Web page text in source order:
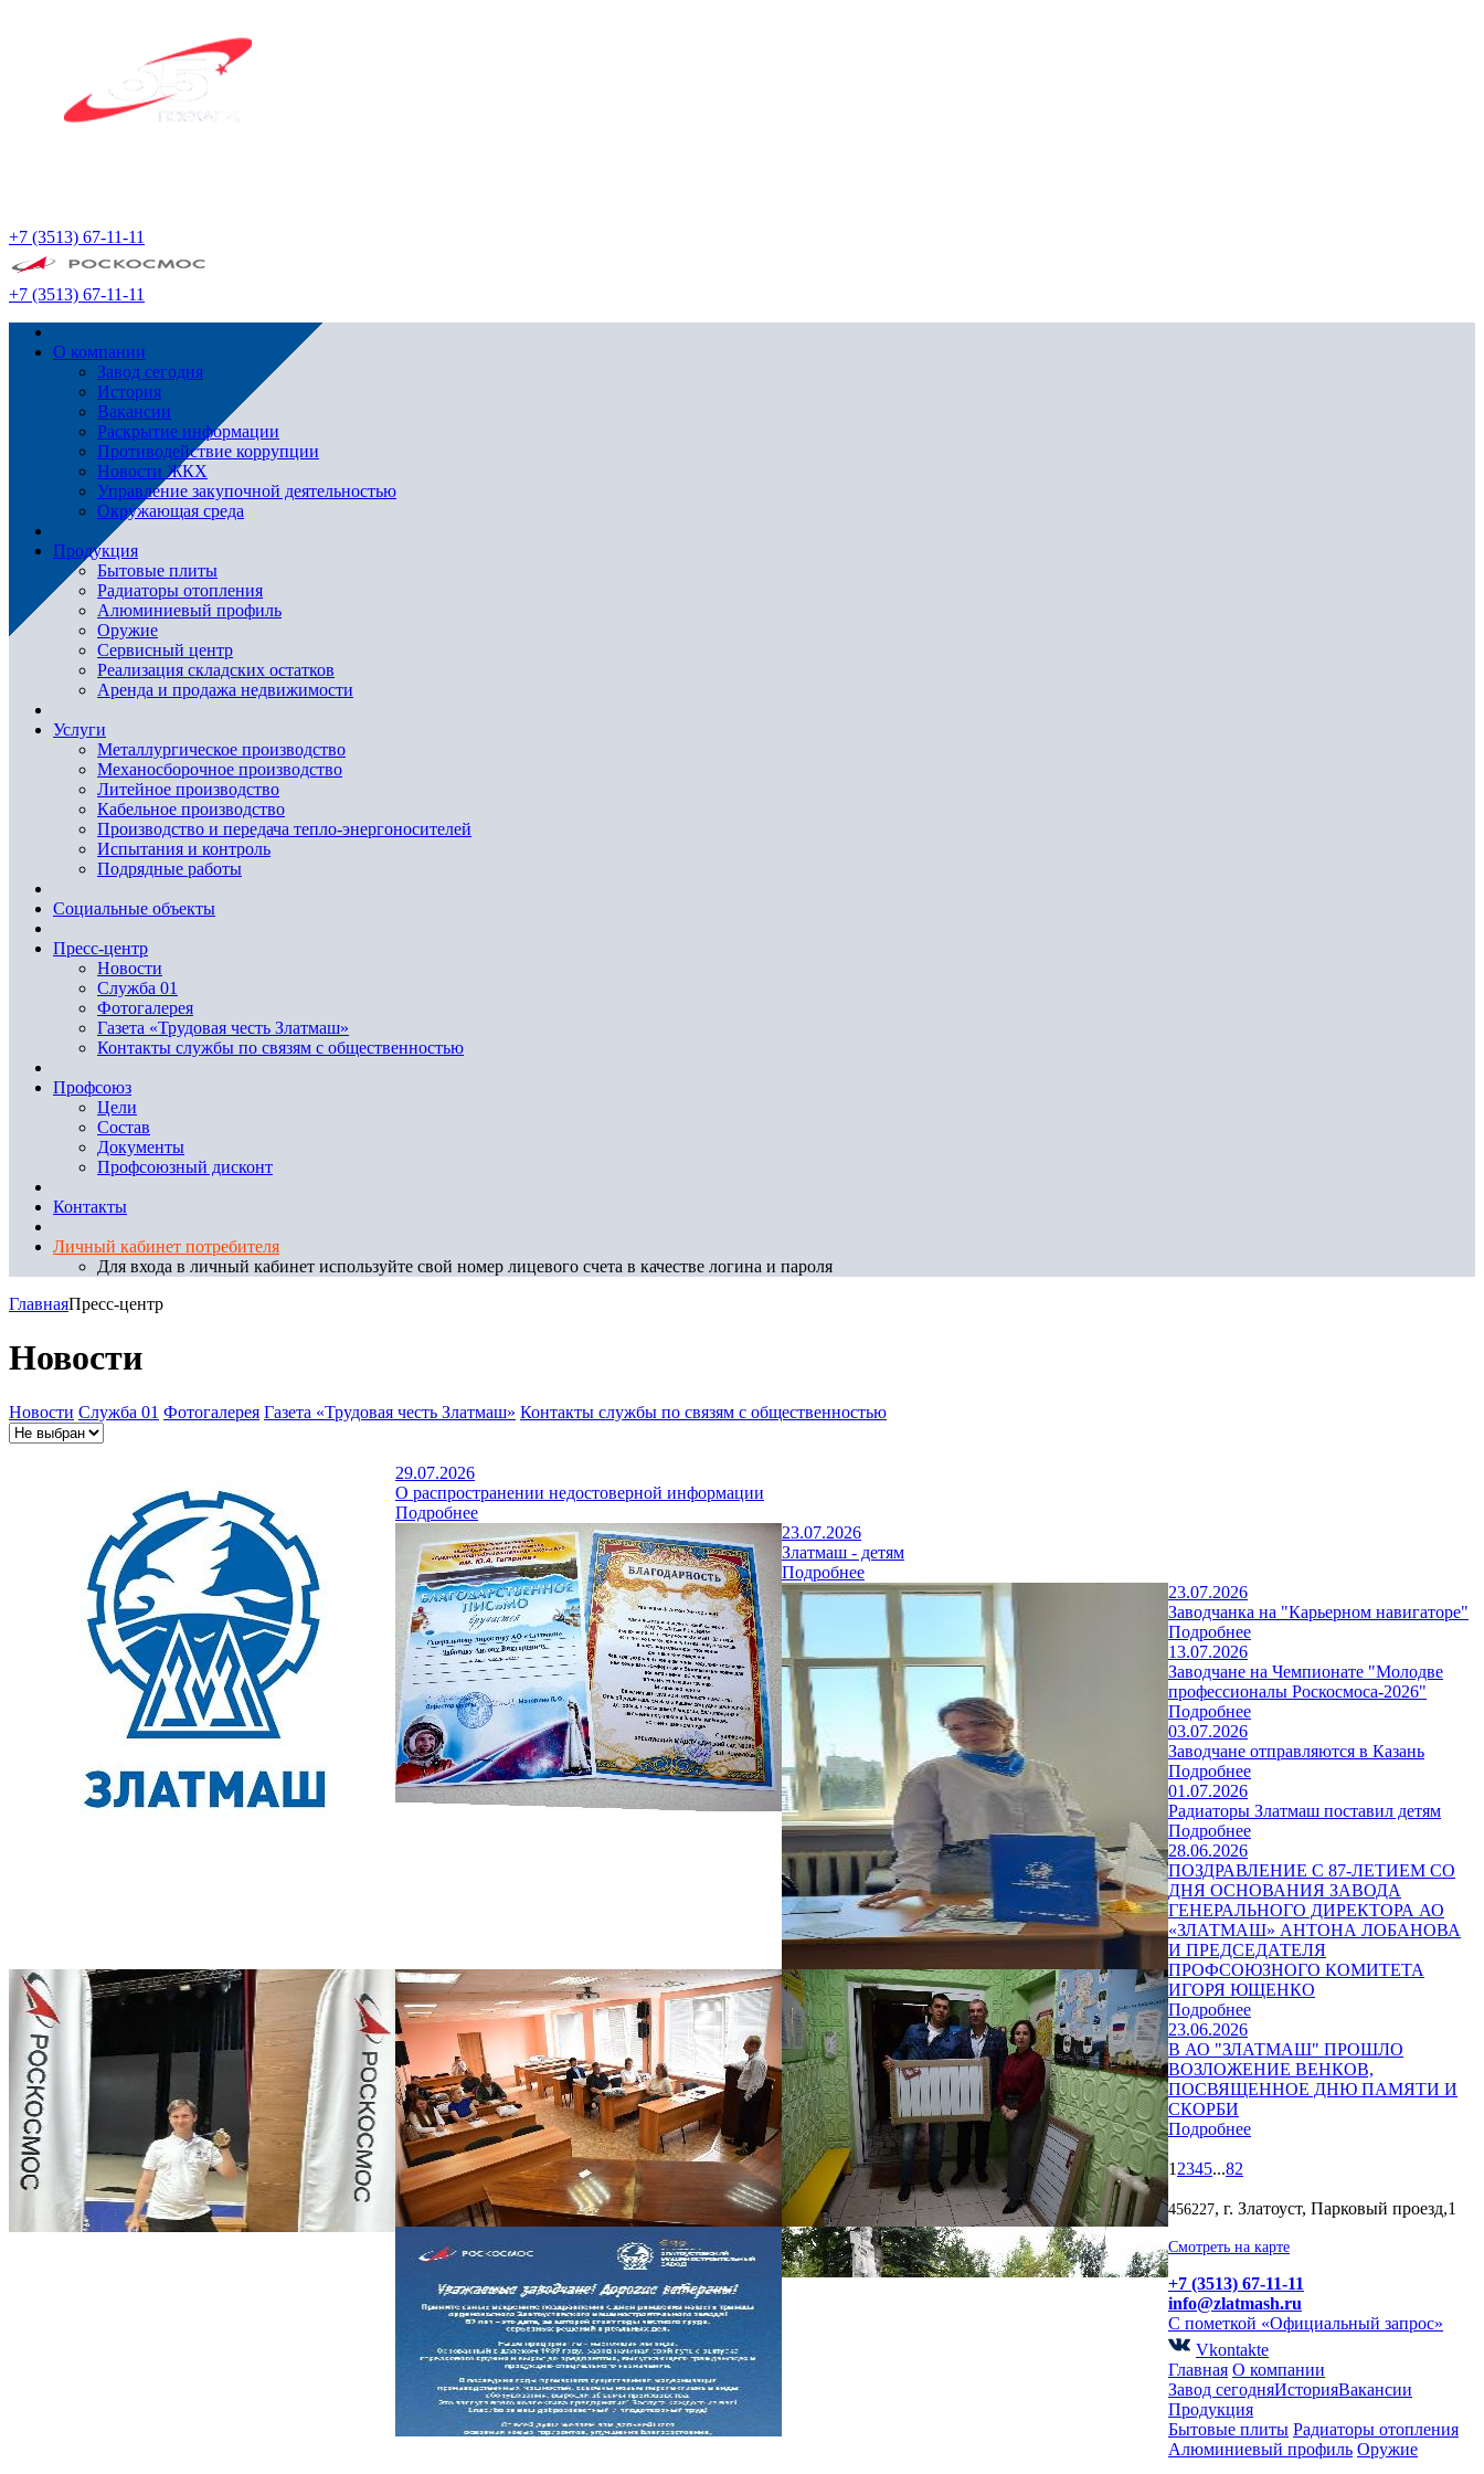
+7 (3513) 67-11-11
+7 (3513) 67-11-11
О компании
Завод сегодня
История
Вакансии
Раскрытие информации
Противодействие коррупции
Новости ЖКХ
Управление закупочной деятельностью
Окружающая среда
Продукция
Бытовые плиты
Радиаторы отопления
Алюминиевый профиль
Оружие
Сервисный центр
Реализация складских остатков
Аренда и продажа недвижимости
Услуги
Металлургическое производство
Механосборочное производство
Литейное производство
Кабельное производство
Производство и передача тепло-энергоносителей
Испытания и контроль
Подрядные работы
Социальные объекты
Пресс-центр
Новости
Служба 01
Фотогалерея
Газета «Трудовая честь Златмаш»
Контакты службы по связям с общественностью
Профсоюз
Цели
Состав
Документы
Профсоюзный дисконт
Контакты
Личный кабинет потребителя
Для входа в личный кабинет используйте свой номер лицевого счета в качестве логина и пароля
ГлавнаяПресс-центр
Новости
Новости Служба 01 Фотогалерея Газета «Трудовая честь Златмаш» Контакты службы по связям с общественностью
29.07.2026
О распространении недостоверной информации
Подробнее
23.07.2026
Златмаш - детям
Подробнее
23.07.2026
Заводчанка на "Карьерном навигаторе"
Подробнее
13.07.2026
Заводчане на Чемпионате "Молодве
профессионалы Роскосмоса-2026"
Подробнее
03.07.2026
Заводчане отправляются в Казань
Подробнее
01.07.2026
Радиаторы Златмаш поставил детям
Подробнее
28.06.2026
ПОЗДРАВЛЕНИЕ С 87-ЛЕТИЕМ СО
ДНЯ ОСНОВАНИЯ ЗАВОДА
ГЕНЕРАЛЬНОГО ДИРЕКТОРА АО
«ЗЛАТМАШ» АНТОНА ЛОБАНОВА
И ПРЕДСЕДАТЕЛЯ
ПРОФСОЮЗНОГО КОМИТЕТА
ИГОРЯ ЮЩЕНКО
Подробнее
23.06.2026
В АО "ЗЛАТМАШ" ПРОШЛО
ВОЗЛОЖЕНИЕ ВЕНКОВ,
ПОСВЯЩЕННОЕ ДНЮ ПАМЯТИ И
СКОРБИ
Подробнее
1 2345...82
456227, г. Златоуст, Парковый проезд,1
Смотреть на карте
+7 (3513) 67-11-11
info@zlatmash.ru
С пометкой «Официальный запрос»
Vkontakte
Главная О компании
Завод сегодняИсторияВакансии
Продукция
Бытовые плиты Радиаторы отопления
Алюминиевый профиль Оружие